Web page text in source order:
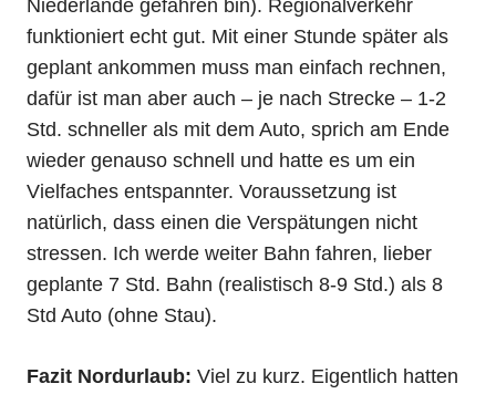
Niederlande gefahren bin). Regionalverkehr
funktioniert echt gut. Mit einer Stunde später als
geplant ankommen muss man einfach rechnen,
dafür ist man aber auch – je nach Strecke – 1-2
Std. schneller als mit dem Auto, sprich am Ende
wieder genauso schnell und hatte es um ein
Vielfaches entspannter. Voraussetzung ist
natürlich, dass einen die Verspätungen nicht
stressen. Ich werde weiter Bahn fahren, lieber
geplante 7 Std. Bahn (realistisch 8-9 Std.) als 8
Std Auto (ohne Stau).
Fazit Nordurlaub: Viel zu kurz. Eigentlich hatten